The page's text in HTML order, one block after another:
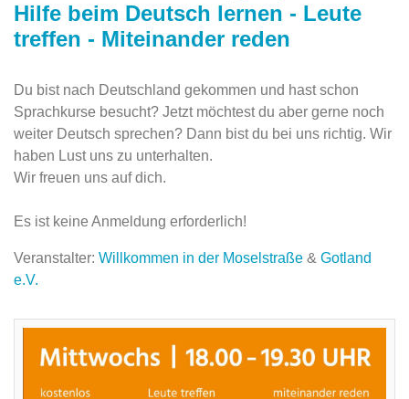
Hilfe beim Deutsch lernen - Leute
treffen - Miteinander reden
Du bist nach Deutschland gekommen und hast schon
Sprachkurse besucht? Jetzt möchtest du aber gerne noch
weiter Deutsch sprechen? Dann bist du bei uns richtig. Wir
haben Lust uns zu unterhalten.
Wir freuen uns auf dich.
Es ist keine Anmeldung erforderlich!
Veranstalter: Willkommen in der Moselstraße & Gotland
e.V.